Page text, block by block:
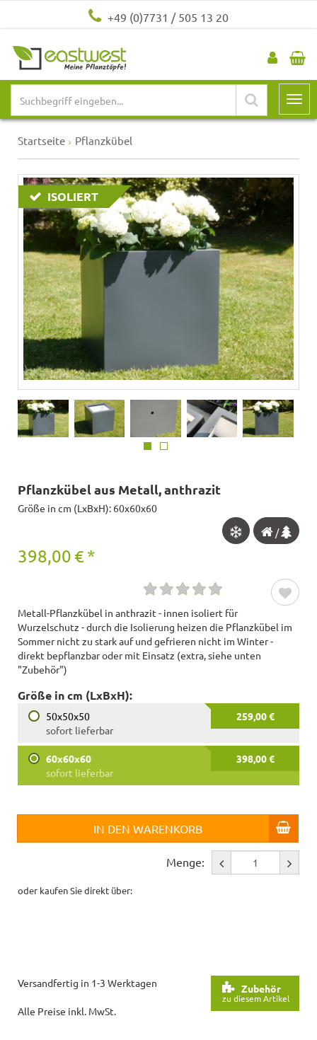
+49 (0)7731 / 505 13 20
Startseite Pflanzkübel
ISOLIERT
Pflanzkübel aus Metall, anthrazit
Größe in cm (LxBxH): 60x60x60
/
398,00 € *
Metall-Pflanzkübel in anthrazit - innen isoliert für
Wurzelschutz - durch die Isolierung heizen die Pflanzkübel im
Sommer nicht zu stark auf und gefrieren nicht im Winter -
direkt bepflanzbar oder mit Einsatz (extra, siehe unten
"Zubehör")
Größe in cm (LxBxH):
50x50x50
259,00 €
sofort lieferbar
60x60x60
398,00 €
sofort lieferbar
IN DEN WARENKORB
Menge:
oder kaufen Sie direkt über:
Zubehör
zu diesem Artikel
Versandfertig in 1-3 Werktagen
Alle Preise inkl. MwSt.